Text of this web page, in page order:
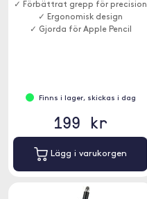
✓ Förbättrat grepp för precision
✓ Ergonomisk design
✓ Gjorda för Apple Pencil
Finns i lager, skickas i dag
199 kr
Lägg i varukorgen